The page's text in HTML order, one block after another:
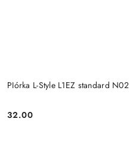
PIórka L-Style L1EZ standard N02
Cena:
32.00